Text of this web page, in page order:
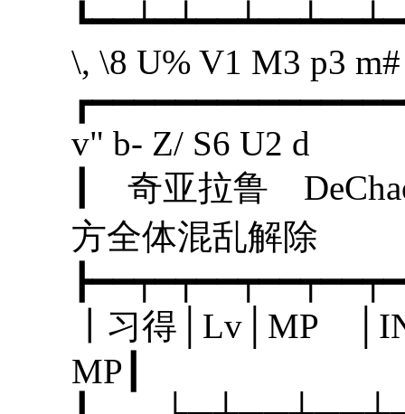
\, \8 U% V1 M3 p3
v" b- Z/ S6 U2 d
┃ 奇亚拉鲁
方全体混
┃习得│Lv│MP